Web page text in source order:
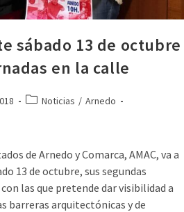
sábado 13 de octubre
en la calle
Noticias / Arnedo
de Arnedo y Comarca, AMAC, va a
13 de octubre, sus segundas
con las que pretende dar visibilidad a
barreras arquitectónicas y de